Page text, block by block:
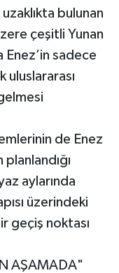
bulunan
çeşitli Yunan
Enez’in sadece
uluslararası
de Enez
aylarında
üzerindeki
geçiş noktası
AŞAMADA"